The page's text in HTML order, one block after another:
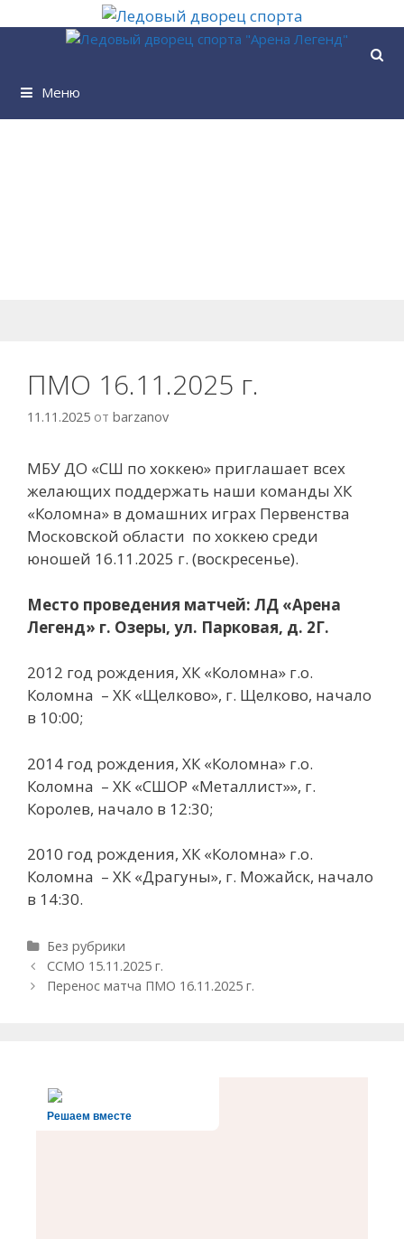
Перейти
содержимому
Меню
ПМО 16.11.2025 г.
11.11.2025 от barzanov
МБУ ДО «СШ по хоккею» приглашает всех
желающих поддержать наши команды ХК
«Коломна» в домашних играх Первенства
Московской области по хоккею среди
юношей 16.11.2025 г. (воскресенье).
Место проведения матчей: ЛД «Арена
Легенд» г. Озеры, ул. Парковая, д. 2Г.
2012 год рождения, ХК «Коломна» г.о.
Коломна – ХК «Щелково», г. Щелково, начало
в 10:00;
2014 год рождения, ХК «Коломна» г.о.
Коломна – ХК «СШОР «Металлист»», г.
Королев, начало в 12:30;
2010 год рождения, ХК «Коломна» г.о.
Коломна – ХК «Драгуны», г. Можайск, начало
в 14:30.
Рубрики
Без рубрики
Навигация
записи
ССМО 15.11.2025 г.
Перенос матча ПМО 16.11.2025 г.
Решаем вместе